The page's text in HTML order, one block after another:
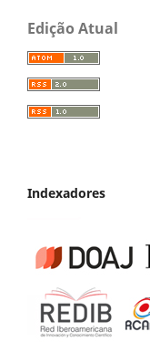
Edição Atual
Indexadores